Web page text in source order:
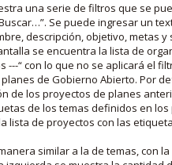
una serie de filtros que se
Se puede ingresar un
descripción, objetivo, metas
se encuentra la lista de
---“ con lo que no se aplicará el
de Gobierno Abierto. Por
de los proyectos de planes
de los temas definidos en
lista de proyectos con las
similar a la de temas, con